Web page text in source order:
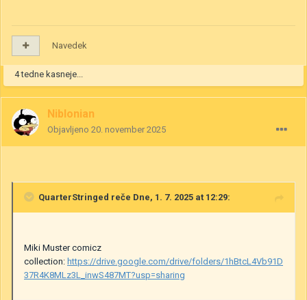
Navedek
4 tedne kasneje...
Niblonian
Objavljeno 20. november 2025
QuarterStringed reče Dne, 1. 7. 2025 at 12:29:
Miki Muster comicz
collection: https://drive.google.com/drive/folders/1hBtcL4Vb91D
37R4K8MLz3L_inwS487MT?usp=sharing